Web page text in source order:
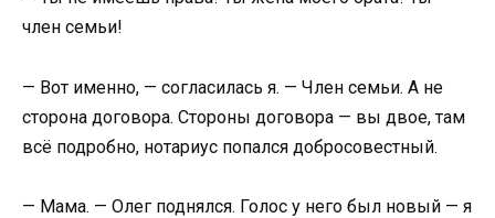
член семьи!
— Вот именно, — согласилась я. — Член семьи. А не
сторона договора. Стороны договора — вы двое, там
всё подробно, нотариус попался добросовестный.
— Мама. — Олег поднялся. Голос у него был новый — я